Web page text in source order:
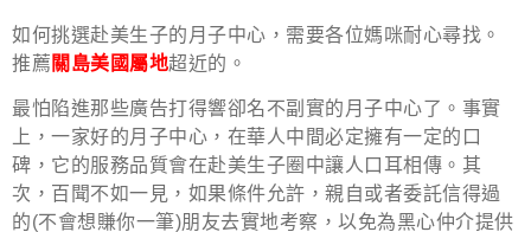
如何挑選赴美生子的月子中心，需要各位媽咪耐心尋找。
推薦 關島美國屬地超近的。
最怕陷進那些廣告打得響卻名不副實的月子中心了。事實
上，一家好的月子中心，在華人中間必定擁有一定的口
碑，它的服務品質會在赴美生子圈中讓人口耳相傳。其
次，百聞不如一見，如果條件允許，親自或者委託信得過
的(不會想賺你一筆)朋友去實地考察，以免為黑心仲介提供